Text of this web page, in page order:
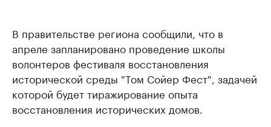
В правительстве региона сообщили, что в
апреле запланировано проведение школы
волонтеров фестиваля восстановления
исторической среды "Том Сойер Фест", задачей
которой будет тиражирование опыта
восстановления исторических домов.